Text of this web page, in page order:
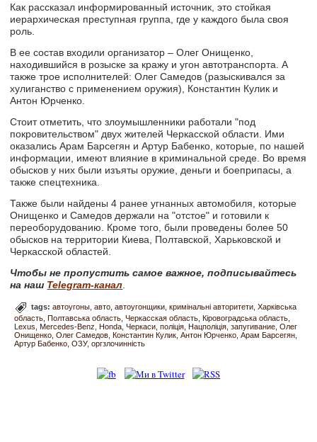
Как рассказал информированный источник, это стойкая
иерархическая преступная группа, где у каждого была своя
роль.
В ее состав входили организатор – Олег Онищенко,
находившийся в розыске за кражу и угон автотранспорта. А
также трое исполнителей: Олег Самедов (разыскивался за
хулиганство с применением оружия), Константин Кулик и
Антон Юрченко.
Стоит отметить, что злоумышленники работали "под
покровительством" двух жителей Черкасской области. Ими
оказались Арам Барсегян и Артур Бабенко, которые, по нашей
информации, имеют влияние в криминальной среде. Во время
обысков у них были изъяты оружие, деньги и боеприпасы, а
также спецтехника.
Также были найдены 4 ранее угнанных автомобиля, которые
Онищенко и Самедов держали на "отстое" и готовили к
переоборудованию. Кроме того, были проведены более 50
обысков на территории Киева, Полтавской, Харьковской и
Черкасской областей.
Чтобы не пропустить самое важное, подписывайтесь
на наш Telegram-канал
tags:автоугоны авто автоугонщики кримінальні авторитети Харківська
область Полтавська область Черкасская область Кіровоградська область
Lexus
Mercedes-Benz Honda Черкаси поліція Нацполіція запугивание Олег
Онищенко Олег Самедов Константин Кулик Антон Юрченко Арам Барсегян
Артур Бабенко ОЗУ оргзлочинність